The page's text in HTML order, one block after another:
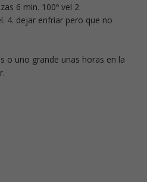
6 min. 100º vel 2.
4. dejar enfriar pero que no
o uno grande unas horas en la